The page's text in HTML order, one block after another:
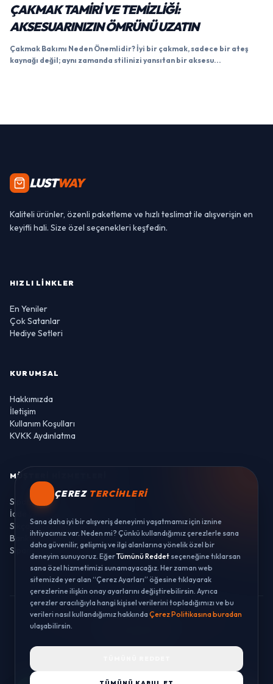
ÇAKMAK TAMIRI VE TEMIZLIĞI:
AKSESUARINIZIN ÖMRÜNÜ UZATIN
Çakmak Bakımı Neden Önemlidir? İyi bir çakmak, sadece bir ateş
kaynağı değil; aynı zamanda stilinizi yansıtan bir aksesu...
LUSTWAY
Kaliteli ürünler, özenli paketleme ve hızlı teslimat ile alışverişin en
keyifli hali. Size özel seçenekleri keşfedin.
HIZLI LINKLER
En Yeniler
Çok Satanlar
Hediye Setleri
KURUMSAL
Hakkımızda
İletişim
Kullanım Koşulları
KVKK Aydınlatma
MÜŞTERI HIZMETLERI
Sipariş Takibi
İade ve Değişim
Sıkça Sorulan Sorular
Banka Hesaplarımız
Sipariş Takibi
© 2026 LUSTWAY. TÜM HAKLARI SAKLIDIR.
ÇEREZ TERCIHLERI
Sana daha iyi bir alışveriş deneyimi yaşatmamız için iznine
ihtiyacımız var. Neden mi? Çünkü kullandığımız çerezlerle sana
daha güvenilir, gelişmiş ve ilgi alanlarına yönelik özel bir
deneyim sunuyoruz. EğerTümünü Reddet seçeneğine tıklarsan
sana özel hizmetimizi sunamayacağız. Her zaman web
sitemizde yer alan “Çerez Ayarları” öğesine tıklayarak
çerezlerine ilişkin onay ayarlarını değiştirebilirsin. Ayrıca
çerezler aracılığıyla hangi kişisel verilerini topladığımızı ve bu
verileri nasıl kullandığımız hakkındaÇerez Politikasına buradan
ulaşabilirsin.